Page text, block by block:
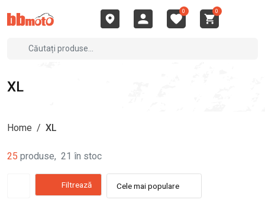
0 0
XL
Home / XL
25 produse, 21 în stoc
Filtrează Cele mai populare